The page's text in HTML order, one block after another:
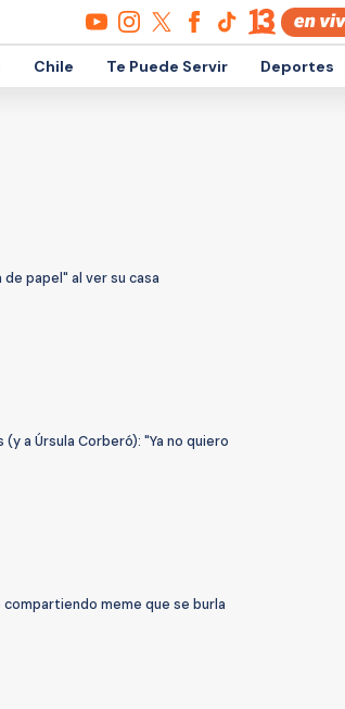
Chile Te Puede Servir Deportes
papel" al ver su casa
a Úrsula Corberó): "Ya no quiero
meme que se burla